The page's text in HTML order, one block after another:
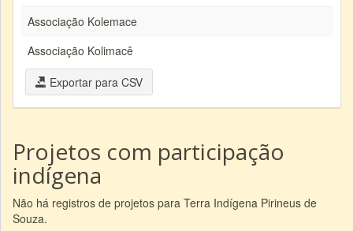
Associação Kolemace
Associação Kolimacê
Exportar para CSV
Projetos com participação
indígena
Não há registros de projetos para Terra Indígena Pirineus de
Souza.